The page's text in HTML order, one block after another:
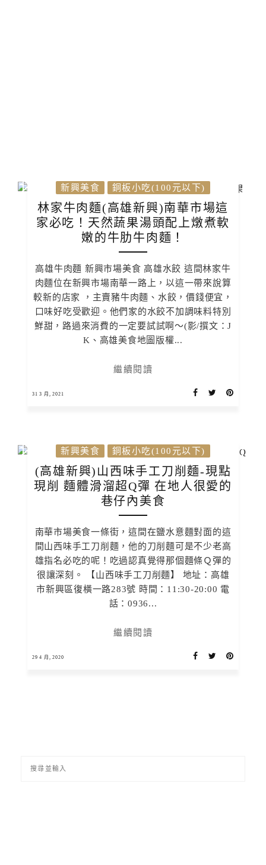
新興美食 銅板小吃(100元以下)
林家牛肉麵(高雄新興)南華市場這
家必吃！天然蔬果湯頭配上燉煮軟
嫩的牛肋牛肉麵！
高雄牛肉麵 新興市場美食 高雄水餃 這間林家牛
肉麵位在新興市場南華一路上，以這一帶來說算
較新的店家 ，主賣豬牛肉麵、水餃，價錢便宜，
口味好吃受歡迎。他們家的水餃不加調味料特別
鮮甜，路過來消費的一定要試試啊～(影/撰文：J
K、高雄美食地圖版權...
繼續閱讀
31 3 月, 2021
新興美食 銅板小吃(100元以下)
(高雄新興)山西味手工刀削麵-現點
現削 麵體滑溜超Q彈 在地人很愛的
巷仔內美食
南華市場美食一條街，這間在鹽水意麵對面的這
間山西味手工刀削麵，他的刀削麵可是不少老高
雄指名必吃的呢！吃過認真覺得那個麵條Ｑ彈的
很讓深刻。 【山西味手工刀削麵】 地址：高雄
市新興區復橫一路283號 時間：11:30-20:00 電
話：0936...
繼續閱讀
29 4 月, 2020